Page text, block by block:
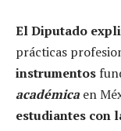
El Diputado
prácticas
instrumentos
académica en
estudiantes con